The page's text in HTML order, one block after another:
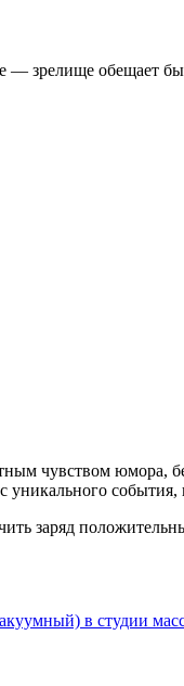
— зрелище обещает
чувством юмора,
уникального
заряд
в студии